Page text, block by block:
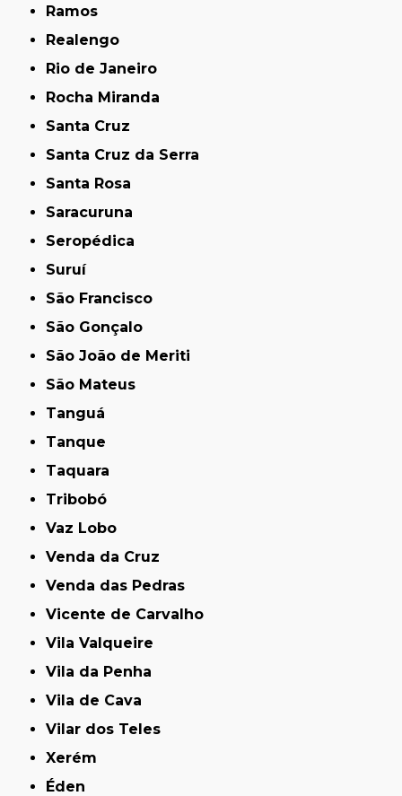
Ramos
Realengo
Rio de Janeiro
Rocha Miranda
Santa Cruz
Santa Cruz da Serra
Santa Rosa
Saracuruna
Seropédica
Suruí
São Francisco
São Gonçalo
São João de Meriti
São Mateus
Tanguá
Tanque
Taquara
Tribobó
Vaz Lobo
Venda da Cruz
Venda das Pedras
Vicente de Carvalho
Vila Valqueire
Vila da Penha
Vila de Cava
Vilar dos Teles
Xerém
Éden